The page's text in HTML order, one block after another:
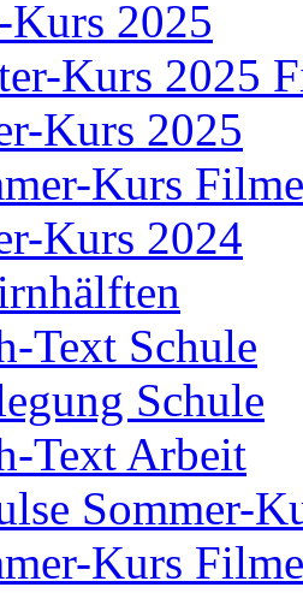
2025
Kurs 2025
Kurs 2025
Kurs Filme
Kurs 2024
Text Schule
Schule
Text Arbeit
Sommer-
Kurs Filme